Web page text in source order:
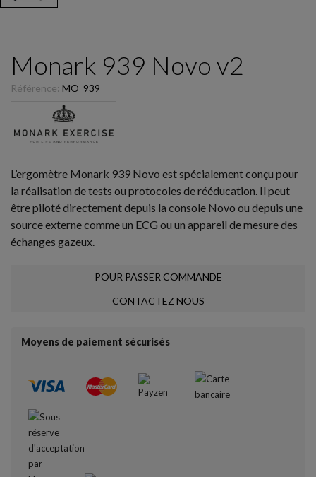
Monark 939 Novo v2
Référence: MO_939
L’ergomètre Monark 939 Novo est spécialement conçu pour
la réalisation de tests ou protocoles de rééducation. Il peut
être piloté directement depuis la console Novo ou depuis une
source externe comme un ECG ou un appareil de mesure des
échanges gazeux.
POUR PASSER COMMANDE
CONTACTEZ NOUS
Moyens de paiement sécurisés